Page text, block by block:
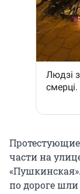
части на
по дороге